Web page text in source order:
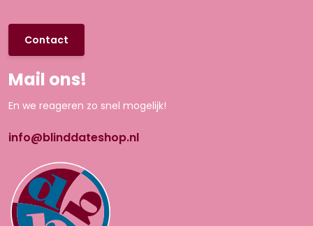
Contact
Mail ons!
En we reageren zo snel mogelijk!
info@blinddateshop.nl